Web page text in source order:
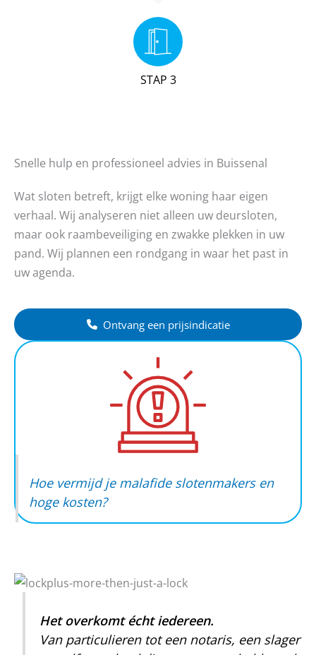
STAP 3
Snelle hulp en professioneel advies in Buissenal
Wat sloten betreft, krijgt elke woning haar eigen
verhaal. Wij analyseren niet alleen uw deursloten,
maar ook raambeveiliging en zwakke plekken in uw
pand. Wij plannen een rondgang in waar het past in
uw agenda.
Ontvang een prijsindicatie
Hoe vermijd je malafide slotenmakers en
hoge kosten?
Het overkomt écht iedereen.
Van particulieren tot een notaris, een slager